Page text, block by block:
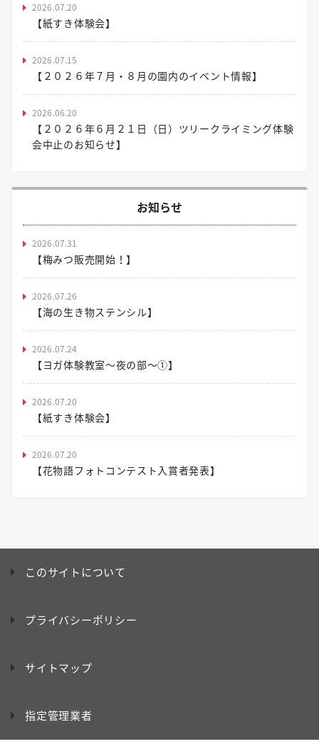
2026.07.20
【紙すき体験会】
2026.07.15
【２０２６年７月・８月の園内のイベント情報】
2026.06.20
【２０２６年６月２１日（日）ツリークライミング体験
会中止のお知らせ】
お知らせ
2026.07.31
【梅みつ販売開始！】
2026.07.26
【海の生き物ステンシル】
2026.07.24
【ヨガ体験教室～夜の部～①】
2026.07.20
【紙すき体験会】
2026.07.20
【花物語フォトコンテスト入賞者発表】
このサイトについて
プライバシーポリシー
サイトマップ
指定管理業者